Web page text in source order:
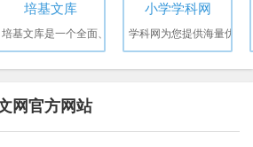
培基文库
培基文库是一个全面、
小学学科网
学科网为您提供海量优
网官方网站